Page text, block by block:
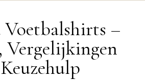
Voetbalshirts –
Vergelijkingen